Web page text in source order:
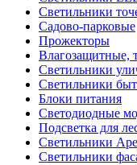
Светильники
Садово-парковые
Прожекторы
Светильники
Светильники
Блоки питания
Светодиодные
Подсветка для
Светильники
Светильники